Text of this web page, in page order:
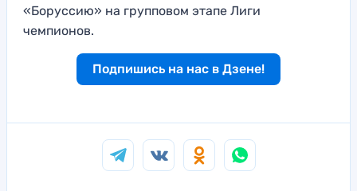
«Боруссию» на групповом этапе Лиги
чемпионов.
Подпишись на нас в Дзене!